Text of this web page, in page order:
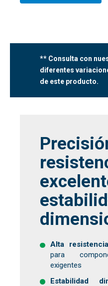
** Consulta con
diferentes
de este producto.
Alta
para
exigentes
Estabilidad